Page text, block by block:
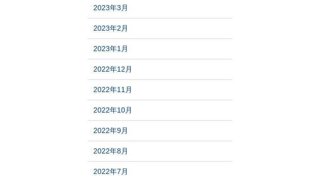
2023年3月
2023年2月
2023年1月
2022年12月
2022年11月
2022年10月
2022年9月
2022年8月
2022年7月